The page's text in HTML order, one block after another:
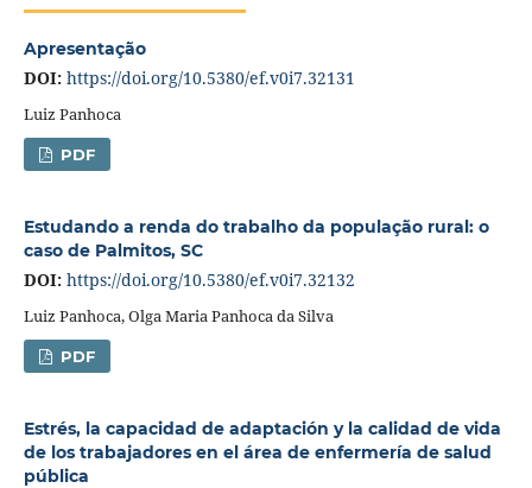
Apresentação
DOI: https://doi.org/10.5380/ef.v0i7.32131
Luiz Panhoca
PDF
Estudando a renda do trabalho da população rural: o
caso de Palmitos, SC
DOI: https://doi.org/10.5380/ef.v0i7.32132
Luiz Panhoca, Olga Maria Panhoca da Silva
PDF
Estrés, la capacidad de adaptación y la calidad de vida
de los trabajadores en el área de enfermería de salud
pública